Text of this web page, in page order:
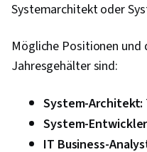
Systemarchitekt oder
Mögliche Positionen
Jahresgehälter sind:
System-Architekt:
System-
IT Business-